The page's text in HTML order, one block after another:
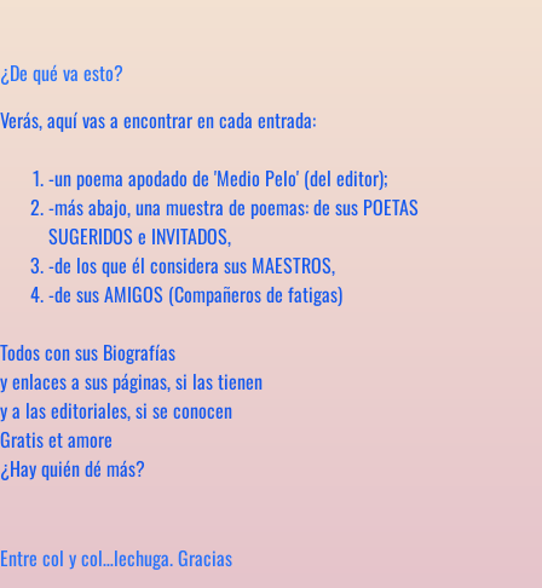
¿De qué va esto?
Verás, aquí vas a encontrar en cada entrada:
-un poema apodado de 'Medio Pelo' (del editor);
-más abajo, una muestra de poemas: de sus POETAS
SUGERIDOS e INVITADOS,
-de los que él considera sus MAESTROS,
-de sus AMIGOS (Compañeros de fatigas)
Todos con sus Biografías
y enlaces a sus páginas, si las tienen
y a las editoriales, si se conocen
Gratis et amore
¿Hay quién dé más?
Entre col y col…lechuga. Gracias